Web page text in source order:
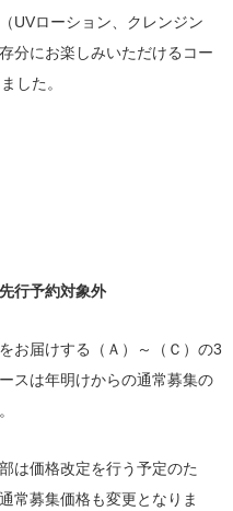
UVローション、クレンジン
分にお楽しみいただけるコー
した。
行予約対象外
お届けする（Ａ）～（Ｃ）の3
スは年明けからの通常募集の
は価格改定を行う予定のた
常募集価格も変更となりま